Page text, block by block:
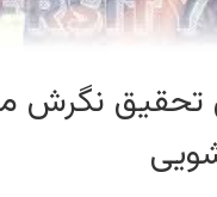
تحقیق نگرش